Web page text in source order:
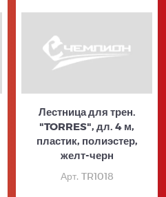
Лестница для трен.
"TORRES", дл. 4 м,
пластик, полиэстер,
желт-черн
Арт. TR1018